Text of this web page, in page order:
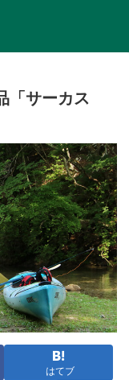
「サーカス
はてブ